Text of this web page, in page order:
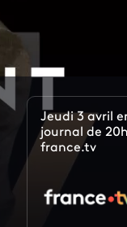
Jeudi 3 avril
journal de
france.tv